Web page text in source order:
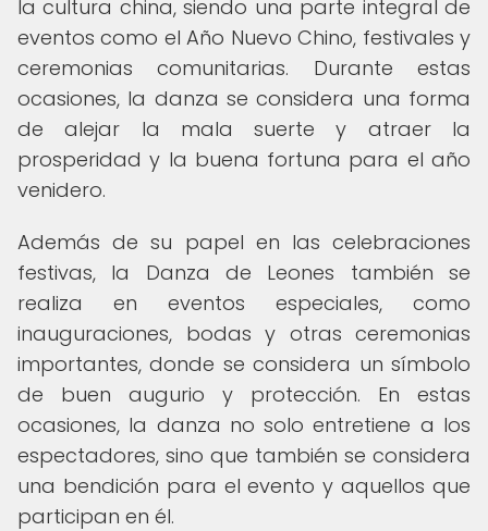
la cultura china, siendo una parte integral de
eventos como el Año Nuevo Chino, festivales y
ceremonias comunitarias. Durante estas
ocasiones, la danza se considera una forma
de alejar la mala suerte y atraer la
prosperidad y la buena fortuna para el año
venidero.
Además de su papel en las celebraciones
festivas, la Danza de Leones también se
realiza en eventos especiales, como
inauguraciones, bodas y otras ceremonias
importantes, donde se considera un símbolo
de buen augurio y protección. En estas
ocasiones, la danza no solo entretiene a los
espectadores, sino que también se considera
una bendición para el evento y aquellos que
participan en él.